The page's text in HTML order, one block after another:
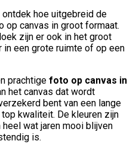
ontdek hoe uitgebreid de
op canvas in groot formaat.
zijn er ook in het groot
een grote ruimte of op een
prachtige foto op canvas in
het canvas dat wordt
bent van een lange
kwaliteit. De kleuren zijn
wat jaren mooi blijven
is.